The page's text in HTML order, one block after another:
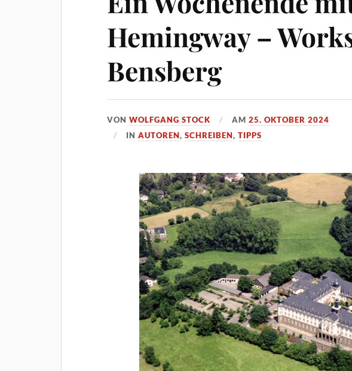
Hemingway –
Bensberg
VONWOLFGANG STOCK AM25. OKTOBER 2024
INAUTOREN,SCHREIBEN,TIPPS